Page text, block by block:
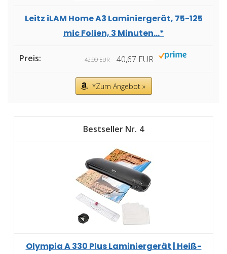
Leitz iLAM Home A3 Laminiergerät, 75-125
mic Folien, 3 Minuten...*
42,99 EUR 40,67 EUR
*Zum Angebot »
4
Olympia A 330 Plus Laminiergerät | Heiß-